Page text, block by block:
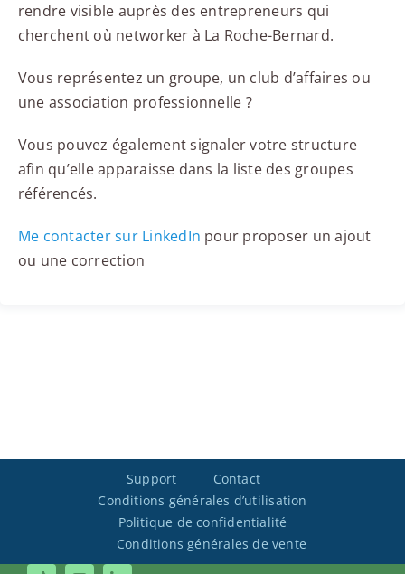
rendre visible auprès des entrepreneurs qui
cherchent où networker à La Roche-Bernard.
Vous représentez un groupe, un club d’affaires ou
une association professionnelle ?
Vous pouvez également signaler votre structure
afin qu’elle apparaisse dans la liste des groupes
référencés.
Me contacter sur LinkedIn pour proposer un ajout
ou une correction
Support
Contact
Conditions générales d’utilisation
Politique de confidentialité
Conditions générales de vente